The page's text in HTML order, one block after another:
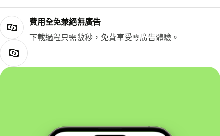
費用全免兼絕無廣告
下載過程只需數秒，免費享受零廣告體驗。